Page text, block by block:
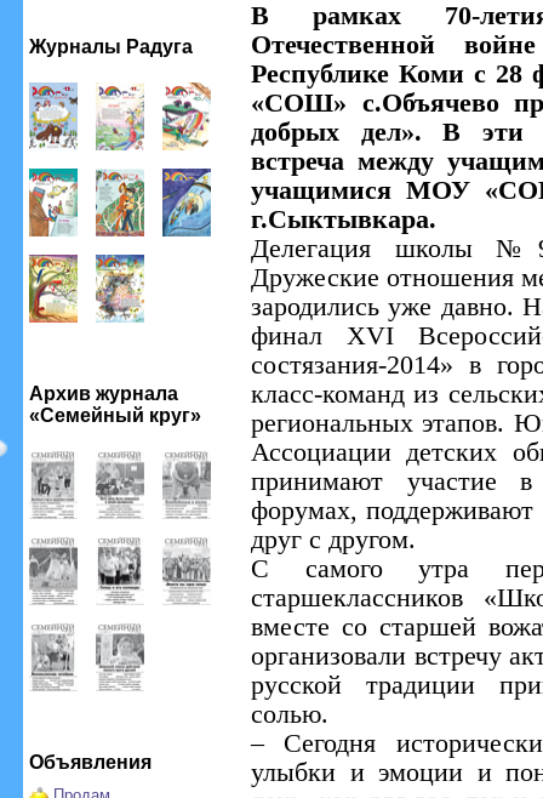
Журналы Радуга
Архив журнала
«Семейный круг»
Объявления
В рамках 70-
Отечественной
Республике Коми с
«СОШ» с.Объячево
добрых дел». В эти
встреча между
учащимися МОУ
г.Сыктывкара.
Делегация школы №9
Дружеские отношения
зародились уже давно.
финал XVI
состязания-2014» в
класс-команд из
региональных этапов.
Ассоциации детских
принимают участие в
форумах,
друг с другом.
С самого утра
старшеклассников
вместе со старшей
организовали встречу
русской традиции
солью.
– Сегодня
улыбки и эмоции и